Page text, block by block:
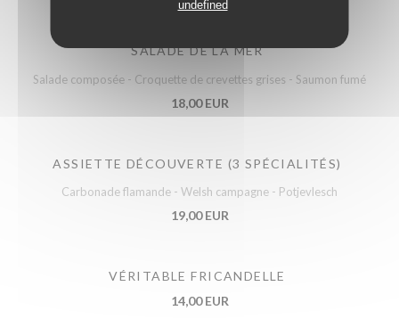
undefined
SALADE DE LA MER
Salade composée - Croquette de crevettes grises - Saumon fumé
18,00 EUR
ASSIETTE DÉCOUVERTE (3 SPÉCIALITÉS)
Carbonade flamande - Welsh campagne - Potjevlesch
19,00 EUR
VÉRITABLE FRICANDELLE
14,00 EUR